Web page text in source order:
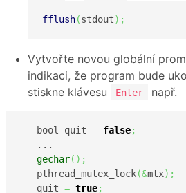
fflush(stdout) ;
Vytvořte novou globální
indikaci, že program bude
stiskne klávesu
Enter např.
   bool quit
= false;
   ...
gechar( ) ;
   pthread_mutex_lock
(&mtx) ;
   quit
= true;